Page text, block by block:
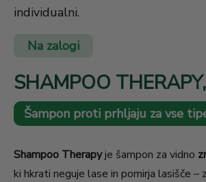
individualni.
Na zalogi
SHAMPOO
Šampon proti prhljaju za vse
Shampoo Therapyje šampon za vidno
ki hkrati neguje lase in pomirja lasišče –